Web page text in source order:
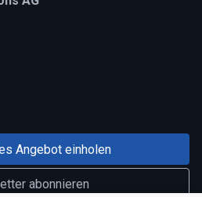
Angebot einholen
abonnieren